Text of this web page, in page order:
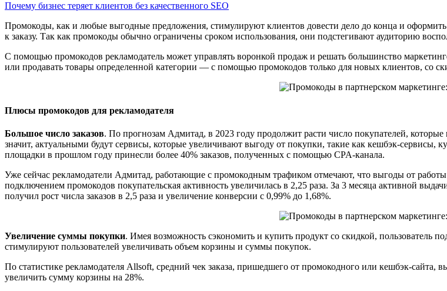
Почему бизнес теряет клиентов без качественного SEO
Промокоды, как и любые выгодные предложения, стимулируют клиентов довести дело до конца и
к заказу. Так как промокоды обычно ограничены сроком использования, они подстегивают аудиторию
C помощью промокодов рекламодатель может управлять воронкой продаж и решать большинство
или продавать товары определенной категории — с помощью промокодов только для новых клиентов, со
Плюсы промокодов для рекламодателя
Большое число заказов. По прогнозам Адмитад, в 2023 году продолжит расти число покупателей,
значит, актуальными будут сервисы, которые увеличивают выгоду от покупки, такие как кешбэк-
площадки в прошлом году принесли более 40% заказов, полученных с помощью CPA-канала.
Уже сейчас рекламодатели Адмитад, работающие с промокодным трафиком отмечают, что выгоды от
подключением промокодов покупательская активность увеличилась в 2,25 раза. За 3 месяца активной
получил рост числа заказов в 2,5 раза и увеличение конверсии с 0,99% до 1,68%.
Увеличение суммы покупки. Имея возможность сэкономить и купить продукт со скидкой, пользователь
стимулируют пользователей увеличивать объем корзины и суммы покупок.
По статистике рекламодателя Allsoft, средний чек заказа, пришедшего от промокодного или кешбэк-
увеличить сумму корзины на 28%.